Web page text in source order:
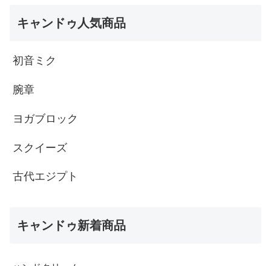
キャンドゥ人気商品
初音ミク
腕章
ヨガブロック
スクイーズ
古代エジプト
キャンドゥ新着商品